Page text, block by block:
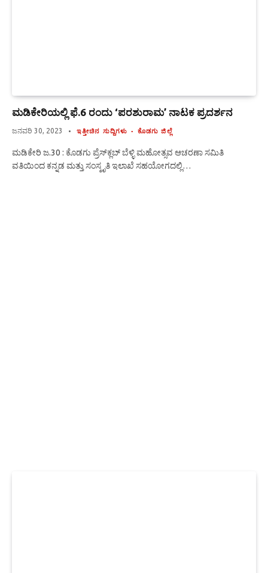
ಮಡಿಕೇರಿಯಲ್ಲಿ ಫೆ.6 ರಂದು ‘ಪರಶುರಾಮ’ ನಾಟಕ ಪ್ರದರ್ಶನ
ಜನವರಿ 30, 2023 ಇತ್ತೀಚಿನ ಸುದ್ದಿಗಳು ಕೊಡಗು ಜಿಲ್ಲೆ
ಮಡಿಕೇರಿ ಜ.30 : ಕೊಡಗು ಪ್ರೆಸ್‍ಕ್ಲಬ್ ಬೆಳ್ಳಿ ಮಹೋತ್ಸವ ಆಚರಣಾ ಸಮಿತಿ
ವತಿಯಿಂದ ಕನ್ನಡ ಮತ್ತು ಸಂಸ್ಕೃತಿ ಇಲಾಖೆ ಸಹಯೋಗದಲ್ಲಿ…